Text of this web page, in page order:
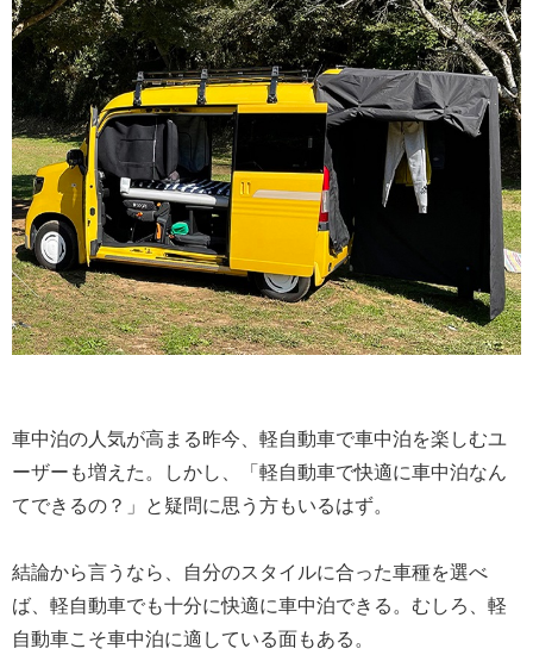
車中泊の人気が高まる昨今、軽自動車で車中泊を楽しむユ
ーザーも増えた。しかし、「軽自動車で快適に車中泊なん
てできるの？」と疑問に思う方もいるはず。
結論から言うなら、自分のスタイルに合った車種を選べ
ば、軽自動車でも十分に快適に車中泊できる。むしろ、軽
自動車こそ車中泊に適している面もある。